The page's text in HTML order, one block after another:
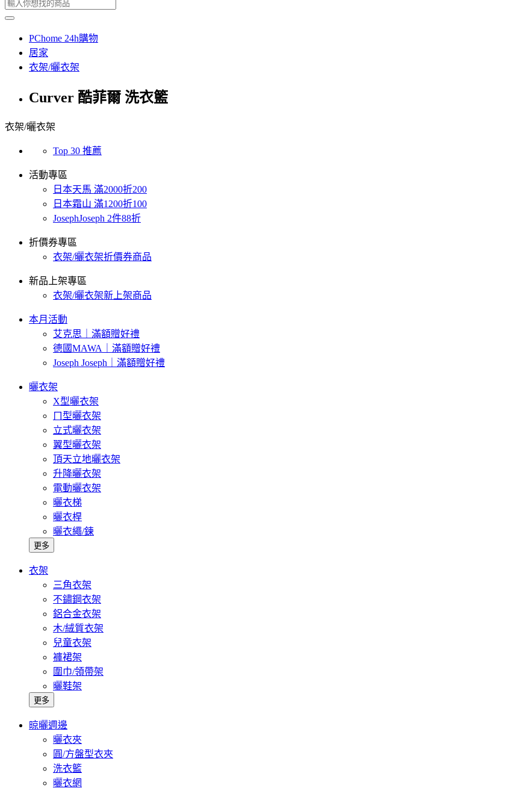
PChome 24h購物
居家
衣架/曬衣架
Curver 酷菲爾 洗衣籃
衣架/曬衣架
Top 30 推薦
活動專區
日本天馬 滿2000折200
日本霜山 滿1200折100
JosephJoseph 2件88折
折價券專區
衣架/曬衣架折價券商品
新品上架專區
衣架/曬衣架新上架商品
本月活動
艾克思｜滿額贈好禮
德國MAWA｜滿額贈好禮
Joseph Joseph｜滿額贈好禮
曬衣架
X型曬衣架
ㄇ型曬衣架
立式曬衣架
翼型曬衣架
頂天立地曬衣架
升降曬衣架
電動曬衣架
曬衣梯
曬衣桿
曬衣繩/鍊
更多
衣架
三角衣架
不鏽鋼衣架
鋁合金衣架
木/絨質衣架
兒童衣架
褲裙架
圍巾/領帶架
曬鞋架
更多
晾曬週邊
曬衣夾
圓/方盤型衣夾
洗衣籃
曬衣網